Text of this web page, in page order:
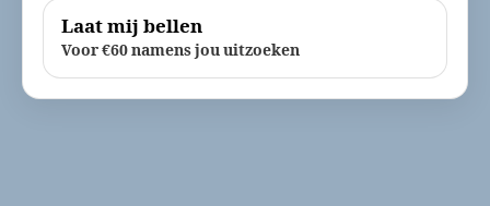
Laat mij bellen
Voor €60 namens jou uitzoeken